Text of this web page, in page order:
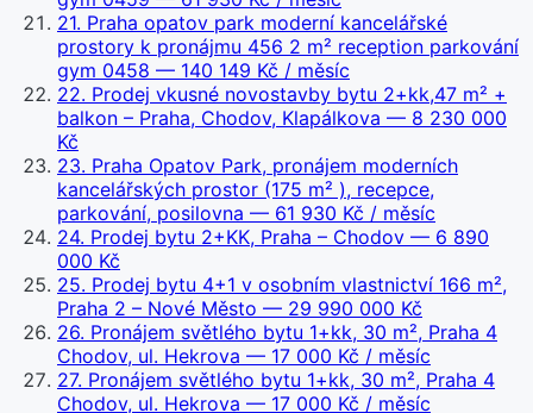
21. Praha opatov park moderní kancelářské
prostory k pronájmu 456 2 m² reception parkování
gym 0458 — 140 149 Kč / měsíc
22. Prodej vkusné novostavby bytu 2+kk,47 m² +
balkon – Praha, Chodov, Klapálkova — 8 230 000
Kč
23. Praha Opatov Park, pronájem moderních
kancelářských prostor (175 m² ), recepce,
parkování, posilovna — 61 930 Kč / měsíc
24. Prodej bytu 2+KK, Praha – Chodov — 6 890
000 Kč
25. Prodej bytu 4+1 v osobním vlastnictví 166 m²,
Praha 2 – Nové Město — 29 990 000 Kč
26. Pronájem světlého bytu 1+kk, 30 m², Praha 4
Chodov, ul. Hekrova — 17 000 Kč / měsíc
27. Pronájem světlého bytu 1+kk, 30 m², Praha 4
Chodov, ul. Hekrova — 17 000 Kč / měsíc